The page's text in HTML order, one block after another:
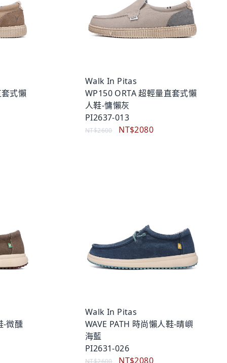
式懶
Walk In Pitas
WP150 ORTA 超輕量直套式懶
人鞋-慵懶灰
PI2637-013
NT$2600 NT$2080
-微醺
Walk In Pitas
WAVE PATH 時尚懶人鞋-晴嶼
海藍
PI2631-026
NT$2600 NT$2080